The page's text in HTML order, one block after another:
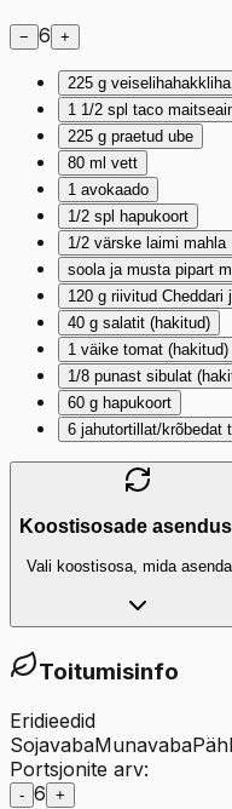
− 6 +
225 g veiselihahakkliha
1 1/2 spl taco
225 g praetud ube
80 ml vett
1 avokaado
1/2 spl hapukoort
1/2 värske laimi mahla
soola ja musta pipart
120 g riivitud Cheddari
40 g salatit (hakitud)
1 väike tomat (hakitud)
1/8 punast sibulat
60 g hapukoort
6 jahutortillat/krõbedat
Koostisosade
Vali koostisosa, mida
Toitumisinfo
Eridieedid
SojavabaMunavaba
Portsjonite arv:
- 6 +